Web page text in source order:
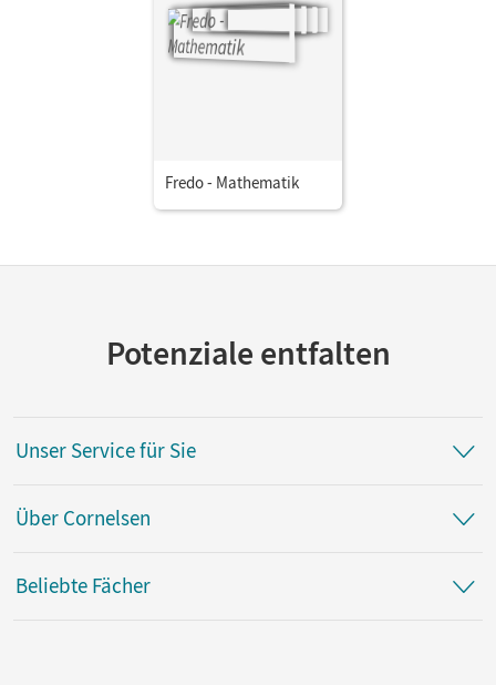
Fredo - Mathematik
Potenziale entfalten
Unser Service für Sie
Über Cornelsen
Beliebte Fächer